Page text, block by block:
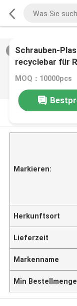
/0
Schrauben-
recyclebar für
MOQ：10000pcs
PRODUKT-
Markieren:
Herkunftsort
Lieferzeit
Markenname
Min Bestellmenge